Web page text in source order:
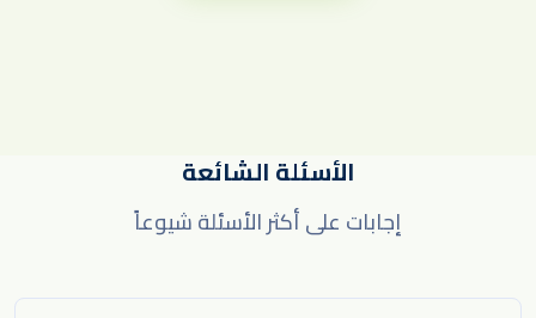
الأسئلة الشائعة
إجابات على أكثر الأسئلة شيوعاً